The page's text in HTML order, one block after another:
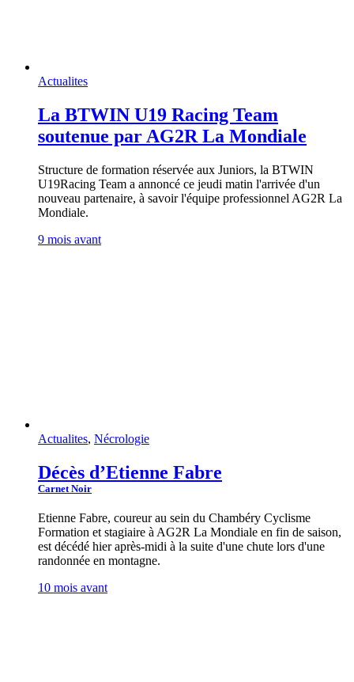
Actualites
La BTWIN U19 Racing Team
soutenue par AG2R La Mondiale
Structure de formation réservée aux Juniors, la BTWIN
U19Racing Team a annoncé ce jeudi matin l'arrivée d'un
nouveau partenaire, à savoir l'équipe professionnel AG2R La
Mondiale.
9 mois avant
Actualites, Nécrologie
Décès d’Etienne Fabre
Carnet Noir
Etienne Fabre, coureur au sein du Chambéry Cyclisme
Formation et stagiaire à AG2R La Mondiale en fin de saison,
est décédé hier après-midi à la suite d'une chute lors d'une
randonnée en montagne.
10 mois avant